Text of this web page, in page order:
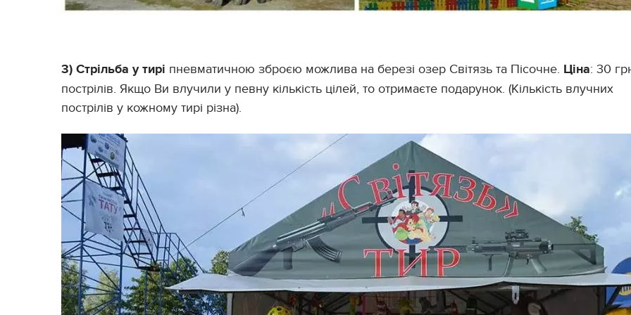
3) Стрільба у тирі пневматичною зброєю можлива на березі озер Світязь та Пісочне. Ціна: 30
пострілів. Якщо Ви влучили у певну кількість цілей, то отримаєте подарунок. (Кількість влучних
пострілів у кожному тирі різна).